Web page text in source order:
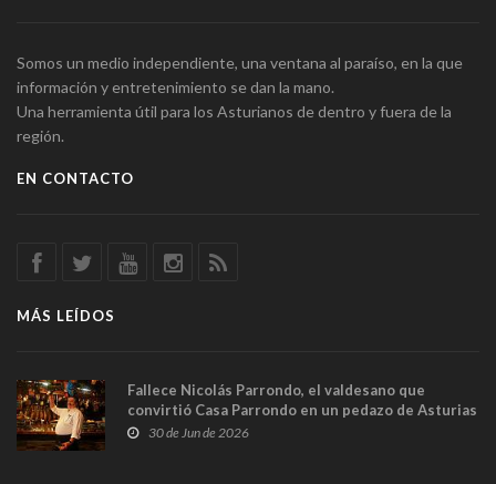
Somos un medio independiente, una ventana al paraíso, en la que
información y entretenimiento se dan la mano.
Una herramienta útil para los Asturianos de dentro y fuera de la
región.
EN CONTACTO
MÁS LEÍDOS
Fallece Nicolás Parrondo, el valdesano que
convirtió Casa Parrondo en un pedazo de Asturias
en Madrid
30 de Jun de 2026